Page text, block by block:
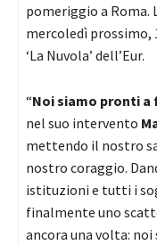
pomeriggio a Roma.
mercoledì prossimo,
‘La Nuvola’ dell’Eur.
“Noi siamo pronti
nel suo intervento
mettendo il nostro
nostro coraggio.
istituzioni e tutti i
finalmente uno
ancora una volta: